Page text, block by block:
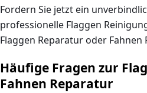
Fordern Sie jetzt ein
professionelle Flaggen
Flaggen Reparatur oder Fahnen
Häufige Fragen zur
Fahnen Reparatur